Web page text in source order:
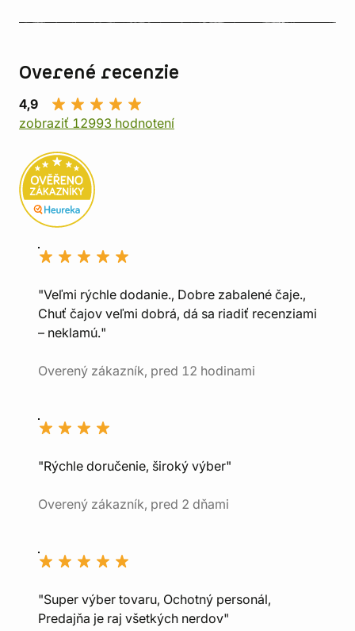
Overené recenzie
4,9
zobraziť 12993 hodnotení
"Veľmi rýchle dodanie., Dobre zabalené čaje.,
Chuť čajov veľmi dobrá, dá sa riadiť recenziami
– neklamú."
Overený zákazník, pred 12 hodinami
"Rýchle doručenie, široký výber"
Overený zákazník, pred 2 dňami
"Super výber tovaru, Ochotný personál,
Predajňa je raj všetkých nerdov"